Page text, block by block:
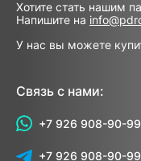
Хотите стать нашим
Напишите на
У нас вы можете
Связь с нами:
+7 926 908-90-99
+7 926 908-90-99